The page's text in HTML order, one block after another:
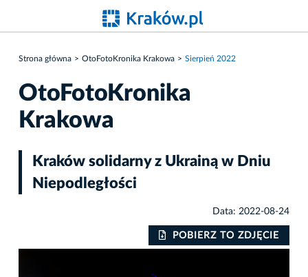
Strona główna OtoFotoKronika Krakowa Sierpień 2022
OtoFotoKronika
Krakowa
Kraków solidarny z Ukrainą w Dniu
Niepodległości
Data: 2022-08-24
POBIERZ TO ZDJĘCIE